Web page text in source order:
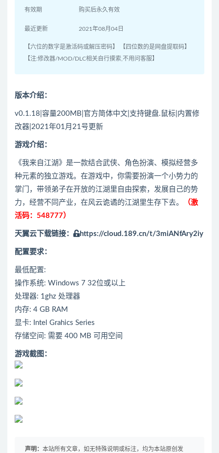
有效期 购买后永久有效
最近更新 2021年08月04日
【六位的数字是激活码或解压密码】 【四位数的是网盘提取码】
【注:修改器/MOD/DLC相关自行摸索,不用问客服】
版本介绍：
v0.1.18|容量200MB|官方简体中文|支持键盘.鼠标|内置修
改器|2021年01月21号更新
游戏介绍：
《我来自江湖》是一款结合武侠、角色扮演、模拟经营多
种元素的独立游戏。在游戏中，你需要扮演一个小势力的
掌门，带领弟子在开放的江湖里自由探索，发展自己的势
力，经营不同产业，在风云诡谲的江湖里生存下去。
（激
活码：548777）
天翼云下载链接： https://cloud.189.cn/t/3miANfAry2iy
配置要求：
最低配置:
操作系统: Windows 7 32位或以上
处理器: 1ghz 处理器
内存: 4 GB RAM
显卡: Intel Grahics Series
存储空间: 需要 400 MB 可用空间
游戏截图：
声明： 本站所有文章，如无特殊说明或标注，均为本站原创发